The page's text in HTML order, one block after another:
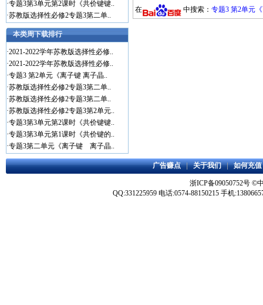
·专题3第3单元第2课时《共价键键..
·苏教版选择性必修2专题3第二单..
本类周下载排行
·2021-2022学年苏教版选择性必修..
·2021-2022学年苏教版选择性必修..
·专题3 第2单元《离子键 离子晶..
·苏教版选择性必修2专题3第二单..
·苏教版选择性必修2专题3第二单..
·苏教版选择性必修2专题3第2单元..
·专题3第3单元第2课时《共价键键..
·专题3第3单元第1课时《共价键的..
·专题3第二单元《离子键 离子晶..
在
中搜索： 专题3 第2单元
广告赚点|关于我们|如何充值
浙ICP备09050752号 ©
QQ:331225959 电话:0574-88150215 手机